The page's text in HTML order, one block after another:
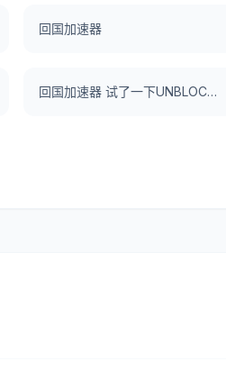
回国加速器
回国加速器 试了一下UNBLOCKCN，真好用。